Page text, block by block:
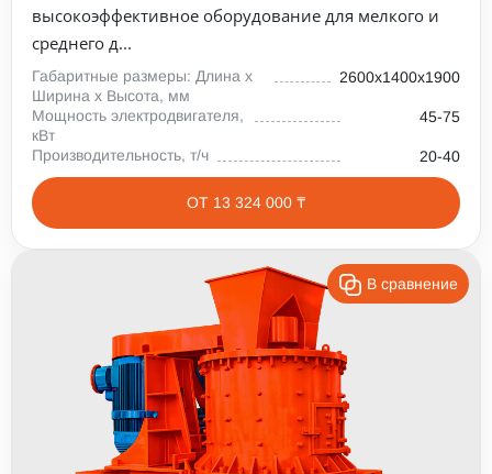
высокоэффективное оборудование для мелкого и
среднего д...
Габаритные размеры: Длина х
Ширина х Высота, мм
2600х1400х1900
Мощность электродвигателя,
кВт
45-75
Производительность, т/ч 20-40
ОТ 13 324 000 ₸
В сравнение